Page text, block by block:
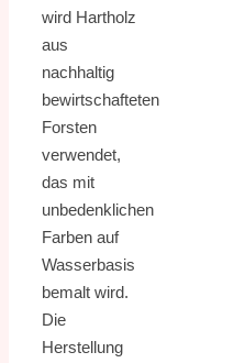
wird Hartholz
aus
nachhaltig
bewirtschafteten
Forsten
verwendet,
das mit
unbedenklichen
Farben auf
Wasserbasis
bemalt wird.
Die
Herstellung